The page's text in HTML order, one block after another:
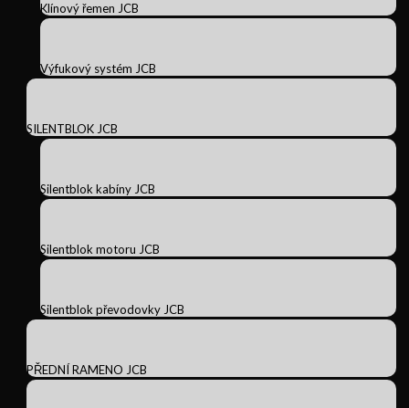
Klínový řemen JCB
Výfukový systém JCB
SILENTBLOK JCB
Silentblok kabíny JCB
Silentblok motoru JCB
Silentblok převodovky JCB
PŘEDNÍ RAMENO JCB